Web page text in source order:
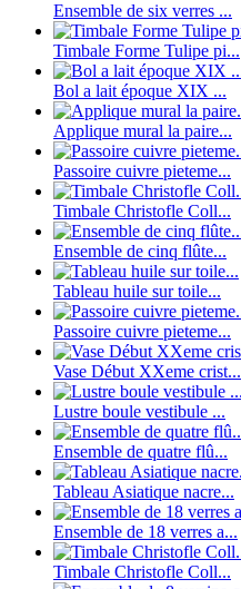
Ensemble de six verres ...
Timbale Forme Tulipe pi...
Bol a lait époque XIX ...
Applique mural la paire...
Passoire cuivre pieteme...
Timbale Christofle Coll...
Ensemble de cinq flûte...
Tableau huile sur toile...
Passoire cuivre pieteme...
Vase Début XXeme crist...
Lustre boule vestibule ...
Ensemble de quatre flû...
Tableau Asiatique nacre...
Ensemble de 18 verres a...
Timbale Christofle Coll...